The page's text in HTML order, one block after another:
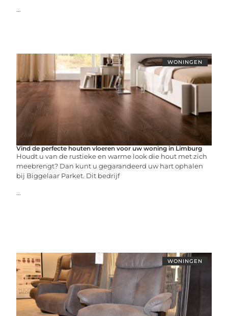
...
WONINGEN
Vind de perfecte houten vloeren voor uw woning in Limburg
Houdt u van de rustieke en warme look die hout met zich
meebrengt? Dan kunt u gegarandeerd uw hart ophalen
bij Biggelaar Parket. Dit bedrijf
...
WONINGEN